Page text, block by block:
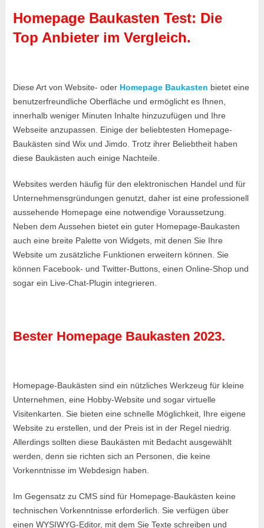
Homepage Baukasten Test: Die
Top Anbieter im Vergleich.
Diese Art von Website- oder Homepage Baukasten bietet eine
benutzerfreundliche Oberfläche und ermöglicht es Ihnen,
innerhalb weniger Minuten Inhalte hinzuzufügen und Ihre
Webseite anzupassen. Einige der beliebtesten Homepage-
Baukästen sind Wix und Jimdo. Trotz ihrer Beliebtheit haben
diese Baukästen auch einige Nachteile.
Websites werden häufig für den elektronischen Handel und für
Unternehmensgründungen genutzt, daher ist eine professionell
aussehende Homepage eine notwendige Voraussetzung.
Neben dem Aussehen bietet ein guter Homepage-Baukasten
auch eine breite Palette von Widgets, mit denen Sie Ihre
Website um zusätzliche Funktionen erweitern können. Sie
können Facebook- und Twitter-Buttons, einen Online-Shop und
sogar ein Live-Chat-Plugin integrieren.
Bester Homepage Baukasten 2023.
Homepage-Baukästen sind ein nützliches Werkzeug für kleine
Unternehmen, eine Hobby-Website und sogar virtuelle
Visitenkarten. Sie bieten eine schnelle Möglichkeit, Ihre eigene
Website zu erstellen, und der Preis ist in der Regel niedrig.
Allerdings sollten diese Baukästen mit Bedacht ausgewählt
werden, denn sie richten sich an Personen, die keine
Vorkenntnisse im Webdesign haben.
Im Gegensatz zu CMS sind für Homepage-Baukästen keine
technischen Vorkenntnisse erforderlich. Sie verfügen über
einen WYSIWYG-Editor, mit dem Sie Texte schreiben und